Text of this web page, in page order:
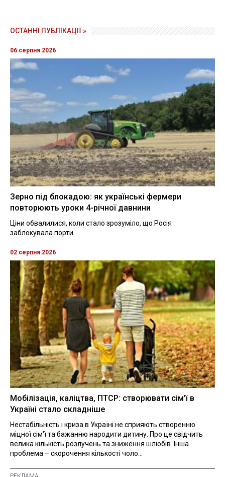
ОСТАННІ ПУБЛІКАЦІЇ »
06 серпня 2026
Зерно під блокадою: як українські фермери
повторюють уроки 4-річної давнини
Ціни обвалилися, коли стало зрозуміло, що Росія
заблокувала порти
02 серпня 2026
Мобілізація, каліцтва, ПТСР: створювати сім'ї в
Україні стало складніше
Нестабільність і криза в Україні не сприяють створенню
міцної сім'ї та бажанню народити дитину. Про це свідчить
велика кількість розлучень та зниження шлюбів. Інша
проблема – скорочення кількості чоло...